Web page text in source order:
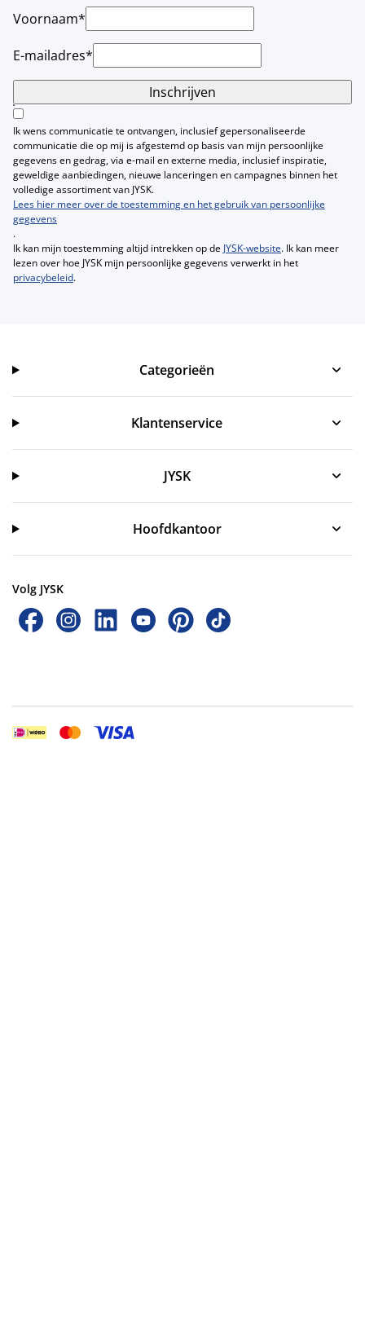
Voornaam*
E-mailadres*
Inschrijven
Ik wens communicatie te ontvangen, inclusief gepersonaliseerde
communicatie die op mij is afgestemd op basis van mijn persoonlijke
gegevens en gedrag, via e-mail en externe media, inclusief inspiratie,
geweldige aanbiedingen, nieuwe lanceringen en campagnes binnen het
volledige assortiment van JYSK.
Lees hier meer over de toestemming en het gebruik van persoonlijke
gegevens
.
Ik kan mijn toestemming altijd intrekken op de JYSK-website. Ik kan meer
lezen over hoe JYSK mijn persoonlijke gegevens verwerkt in het
privacybeleid.
Categorieën
Klantenservice
Klantenservice
JYSK
JYSK
Hoofdkantoor
Volg JYSK